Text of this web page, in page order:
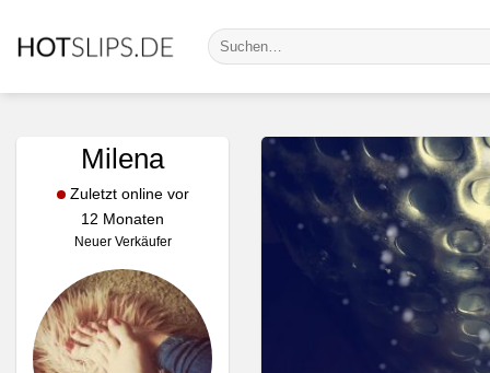
Inhalt
Suche
nach:
Milena
Zuletzt online vor
12 Monaten
Neuer Verkäufer